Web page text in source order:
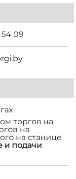
54 09
торгов на
на
на станице
и подачи